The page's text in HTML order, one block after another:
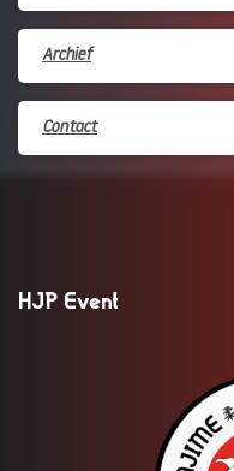
Archief
Contact
HJP Event